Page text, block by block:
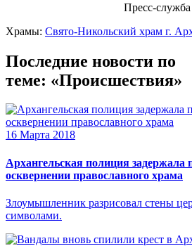
Пресс-
Храмы: Свято-Никольский храм г.
Последние новости по
теме: «Происшествия»
16 Марта 2018
Архангельская полиция задержала
осквернении православного храма
Злоумышленник разрисовал стены
символами.